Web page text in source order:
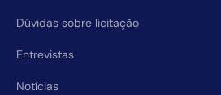
Dúvidas sobre licitação
Entrevistas
Notícias